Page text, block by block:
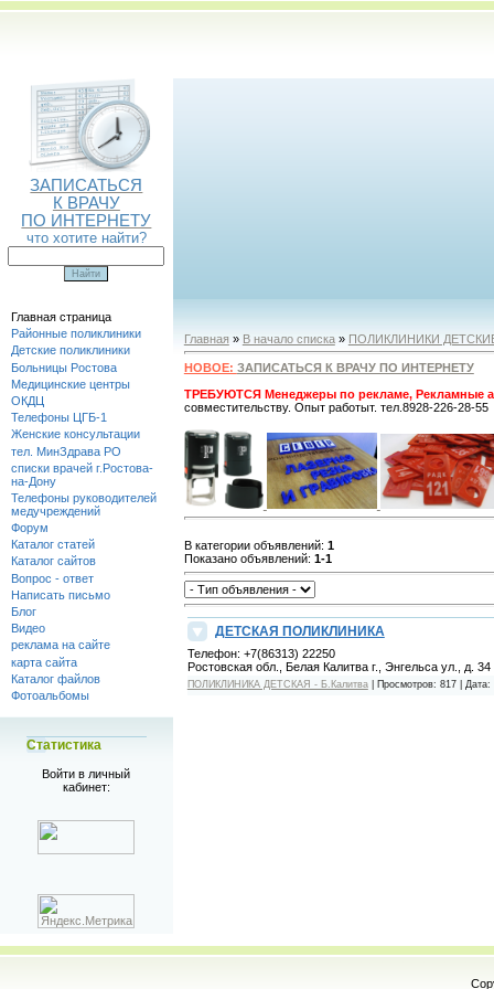
ЗАПИСАТЬСЯ
К ВРАЧУ
ПО ИНТЕРНЕТУ
что хотите найти?
Главная страница
Районные поликлиники
Детские поликлиники
Больницы Ростова
Медицинские центры
ОКДЦ
Телефоны ЦГБ-1
Женские консультации
тел. МинЗдрава РО
списки врачей г.Ростова-
на-Дону
Телефоны руководителей
медучреждений
Форум
Каталог статей
Каталог сайтов
Вопрос - ответ
Написать письмо
Блог
Видео
реклама на сайте
карта сайта
Каталог файлов
Фотоальбомы
Статистика
Войти в личный
кабинет:
Главная » В начало списка» ПОЛИКЛИНИКИ
НОВОЕ: ЗАПИСАТЬСЯ К ВРАЧУ ПО ИНТЕРНЕТУ
ТРЕБУЮТСЯ Менеджеры по рекламе, Рекламные
совместительству. Опыт работыт. тел.8928-226-28-55
В категории объявлений: 1
Показано объявлений: 1-1
ДЕТСКАЯ ПОЛИКЛИНИКА
Телефон: +7(86313) 22250
Ростовская обл., Белая Калитва г., Энгельса ул., д. 34
ПОЛИКЛИНИКА ДЕТСКАЯ - Б.Калитва| Просмотров: 817| Дата: